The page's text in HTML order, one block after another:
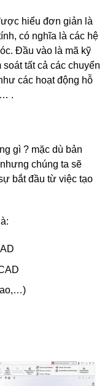
hiểu đơn giản là
có nghĩa là các hệ
Đầu vào là mã kỹ
tất cả các chuyển
các hoạt động hỗ
.
gì ? mặc dù bản
chúng ta sẽ
bắt đầu từ việc tạo